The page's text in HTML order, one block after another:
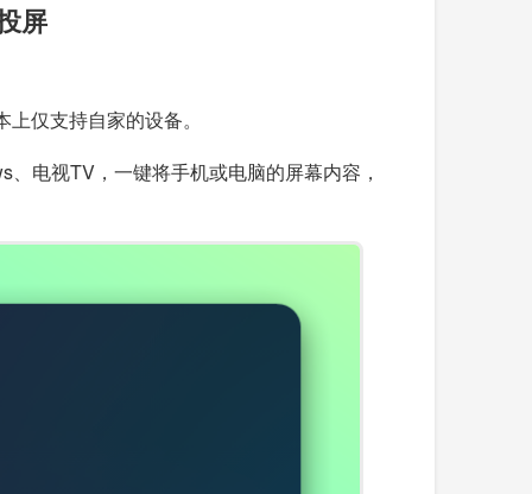
屏
仅支持自家的设备。
电视TV，一键将手机或电脑的屏幕内容，